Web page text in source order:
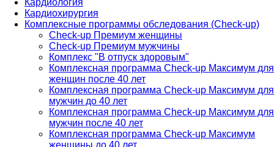
Кардиология
Кардиохирургия
Комплексные программы обследования (Check-up)
Check-up Премиум женщины
Check-up Премиум мужчины
Комплекс "В отпуск здоровым"
Комплексная программа Check-up Максимум для
женщин после 40 лет
Комплексная программа Check-up Максимум для
мужчин до 40 лет
Комплексная программа Check-up Максимум для
мужчин после 40 лет
Комплексная программа Check-up Максимум